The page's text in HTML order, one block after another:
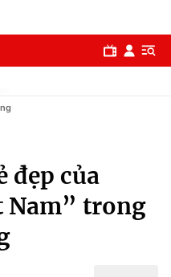
đẹp của
Nam” trong